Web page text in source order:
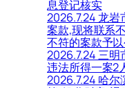
息登记核实
2026.7.24 龙岩
案款,现将联系
不符的案款予
2026.7.24 三明
违法所得一案2
2026.7.24 哈尔